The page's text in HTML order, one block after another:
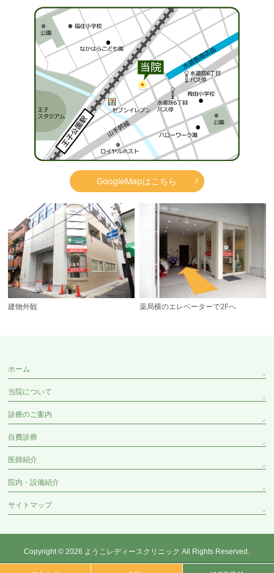
GoogleMapはこちら
建物外観 薬局横のエレベーターで2Fへ
ホーム
当院について
診療のご案内
自費診療
医師紹介
院内・設備紹介
サイトマップ
Copyright © 2026 ようこレディースクリニック All Rights Reserved.